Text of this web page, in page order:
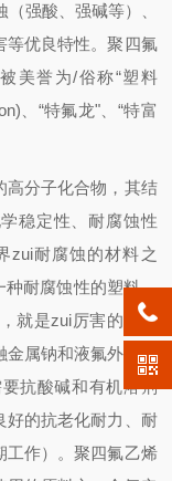
强酸、强碱等）、
等优良特性。聚四氟
美誉为/俗称“塑料
、“特氟龙"、“特富
高分子化合物，其结
稳定性、耐腐蚀性
zui耐腐蚀的材料之
种耐腐蚀性的塑料。
就是zui厉害的王水
金属钠和液氟外，能
抗酸碱和有机溶剂
好的抗老化耐力、耐
作）。聚四氟乙烯